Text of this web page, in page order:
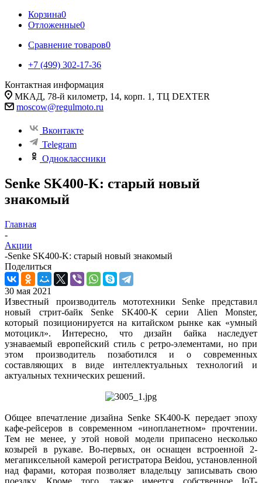
Корзина0
Отложенные0
Сравнение товаров0
+7 (499) 302-17-36
Контактная информация
МКАД, 78-й километр, 14, корп. 1, ТЦ DEXTER
moscow@regulmoto.ru
Вконтакте
Telegram
Одноклассники
Senke SK400-K: старый новый
знакомый
Главная
-
Акции
-Senke SK400-K: старый новый знакомый
Поделиться
30 мая 2021
Известный производитель мототехники Senke представил
новый стрит-байк Senke SK400-K серии Alien Monster,
который позиционируется на китайском рынке как «умный
мотоцикл». Интересно, что дизайн байка наследует
узнаваемый европейский стиль с ретро-элементами, но при
этом производитель позаботился и о современных
составляющих в виде интеллектуальных технологий и
актуальных технических решений.
Общее впечатление дизайна Senke SK400-K передает эпоху
кафе-рейсеров в современном «инопланетном» прочтении.
Тем не менее, у этой новой модели припасено несколько
козырей в рукаве. Во-первых, он оснащен встроенной 2-
мегапиксельной камерой регистратора Beidou, установленной
над фарами, которая позволяет владельцу записывать свою
поездку. Кроме того, также имеется собственное IoT-